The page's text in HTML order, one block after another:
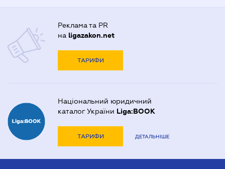
Реклама та PR
на ligazakon.net
ТАРИФИ
Національний юридичний
каталог України Liga:BOOK
ТАРИФИ ДЕТАЛЬНІШЕ